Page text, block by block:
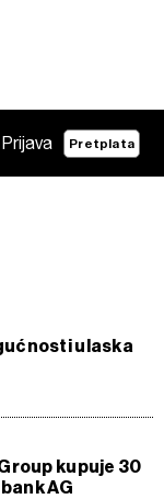
Prijava Pretplata
ulaska
kupuje 30
AG